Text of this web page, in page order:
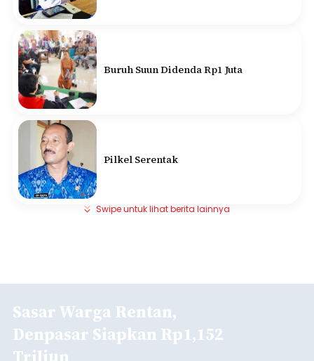
Buruh Suun Didenda Rp1 Juta
Pilkel Serentak
Swipe untuk lihat berita lainnya
Sasar Warga Rentan,
Denpasar Siapkan Rp1,152